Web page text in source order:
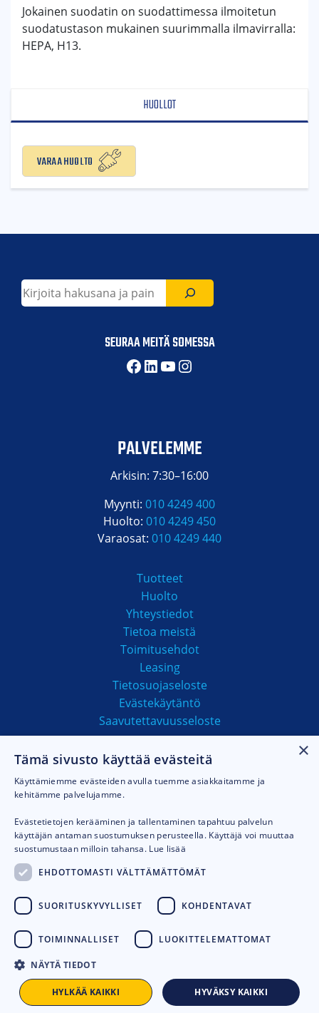
-
Husqvarna
+ LISÄÄ KORIIN
HUOLLOT
Varaa huolto
Jokainen suodatin on suodattimessa ilmoitetun
suodatustason mukainen suurimmalla ilmavirralla:
HEPA, H13.
Etsi
SEURAA MEITÄ SOMESSA
Facebook
LinkedIn
YouTube
Instagram
PALVELEMME
Arkisin: 7:30–16:00
Myynti: 010 4249 400
Huolto: 010 4249 450
Varaosat: 010 4249 440
Tuotteet
Huolto
Yhteystiedot
Tietoa meistä
Toimitusehdot
Leasing
Tietosuojaseloste
Evästekäytäntö
Saavutettavuusseloste
MAKSUTAVAT
© 2026Talhu oy. Toteutus: Avoin.Systems
×
Tämä sivusto käyttää evästeitä
Käyttämiemme evästeiden avulla tuemme asiakkaitamme ja
kehitämme palvelujamme.
Evästetietojen kerääminen ja tallentaminen tapahtuu palvelun
käyttäjän antaman suostumuksen perusteella. Käyttäjä voi muuttaa
suostumustaan milloin tahansa. Lue lisää
EHDOTTOMASTI VÄLTTÄMÄTTÖMÄT
SUORITUSKYVYLLISET KOHDENTAVAT
TOIMINNALLISET LUOKITTELEMATTOMAT
NÄYTÄ TIEDOT
HYVÄKSY KAIKKI
HYLKÄÄ KAIKKI